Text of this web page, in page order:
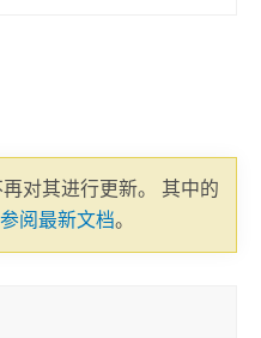
对其进行更新。 其中的
阅最新文档。